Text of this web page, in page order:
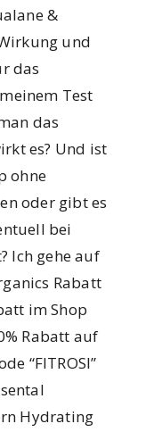
&
und
das
Test
das
es? Und ist
ohne
oder gibt es
bei
Ich gehe auf
Rabatt
im Shop
Rabatt auf
“FITROSI”
Hydrating